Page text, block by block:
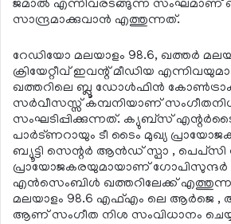
ജമാല്‍ എന്നിവരടങ്ങുന്ന സംഘമാണ്
സാന്ദ്രമാക്കുവാന്‍ എത്തുന്നത്.
റേഡിയോ മലയാളം 98.6, ഖത്തര്‍
ക്രിയേറ്റീവ് ഇവന്റ് മീഡിയ
ഖത്തറിലെ ബ്ലൂ ഡോള്‍ഫിന്‍
സര്‍വീസസ്സ് കമ്പനിയാണ്
സംഘടിപ്പിക്കുന്നത്. ക്യുബ്‌സ്
പാര്‍ട്ണറായും ടീ ടൈം മുഖ്യ
ബ്യൂട്ടി സെന്റര്‍ ആന്‍ഡ് സ്പാ ,
പ്രായോജകരയുമായാണ്
എന്‍സെംബിള്‍ ഖത്തറിലേക്ക്
മലയാളം 98.6 എഫ്എം ലെ ആര്‍ജെ ,
ആണ് സംഗീത നിശ സംവിധാനം